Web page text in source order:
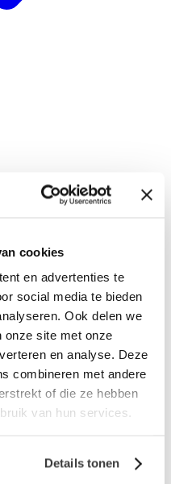
cookies
en advertenties te
social media te bieden
Ook delen we
onze site met onze
en analyse. Deze
combineren met andere
of die ze hebben
van hun services.
Details tonen